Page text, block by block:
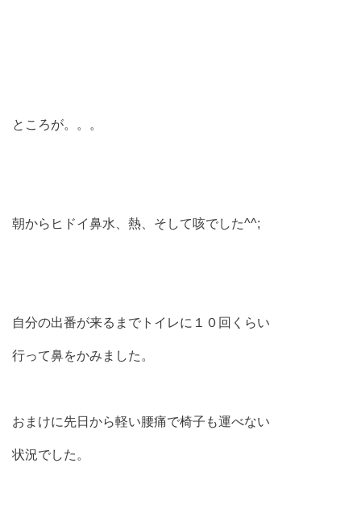
ところが。。。
朝からヒドイ鼻水、熱、そして咳でした^^;
自分の出番が来るまでトイレに１０回くらい
行って鼻をかみました。
おまけに先日から軽い腰痛で椅子も運べない
状況でした。